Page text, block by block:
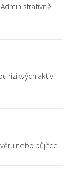
rizikvých aktiv.
nebo půjčce.